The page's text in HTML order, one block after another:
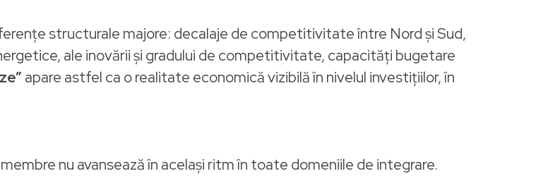
structurale majore: decalaje de competitivitate între Nord și Sud,
ale inovării şi gradului de competitivitate, capacități bugetare
apare astfel ca o realitate economică vizibilă în nivelul investițiilor, în
nu avansează în același ritm în toate domeniile de integrare.